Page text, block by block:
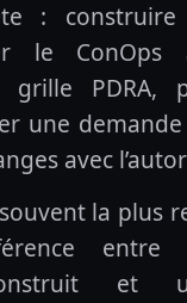
:
le ConOps
PDRA,
une demande
avec
la plus
entre
et